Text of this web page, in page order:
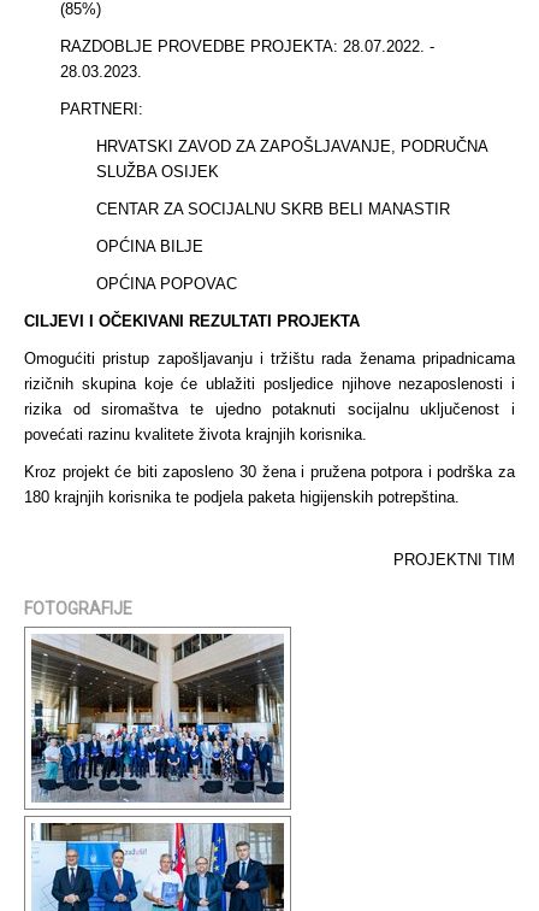
(85%)
RAZDOBLJE PROVEDBE PROJEKTA: 28.07.2022. -
28.03.2023.
PARTNERI:
HRVATSKI ZAVOD ZA ZAPOŠLJAVANJE, PODRUČNA
SLUŽBA OSIJEK
CENTAR ZA SOCIJALNU SKRB BELI MANASTIR
OPĆINA BILJE
OPĆINA POPOVAC
CILJEVI I OČEKIVANI REZULTATI PROJEKTA
Omogućiti pristup zapošljavanju i tržištu rada ženama pripadnicama
rizičnih skupina koje će ublažiti posljedice njihove nezaposlenosti i
rizika od siromaštva te ujedno potaknuti socijalnu uključenost i
povećati razinu kvalitete života krajnjih korisnika.
Kroz projekt će biti zaposleno 30 žena i pružena potpora i podrška za
180 krajnjih korisnika te podjela paketa higijenskih potrepština.
PROJEKTNI TIM
FOTOGRAFIJE